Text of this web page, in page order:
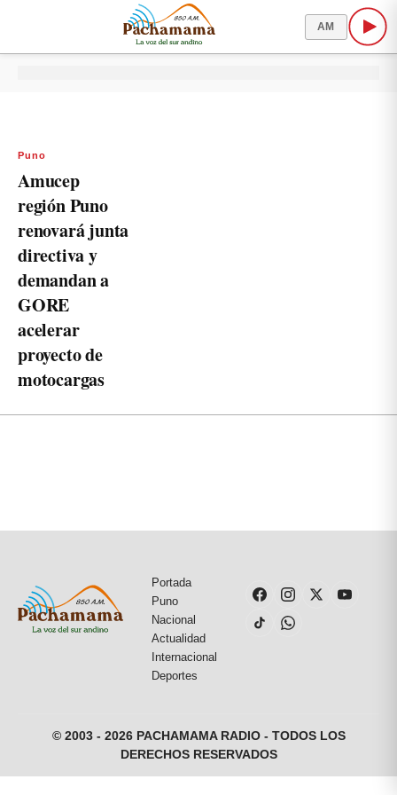
AM
Puno
Amucep
región Puno
renovará junta
directiva y
demandan a
GORE
acelerar
proyecto de
motocargas
Portada
Puno
Nacional
Actualidad
Internacional
Deportes
© 2003 - 2026 PACHAMAMA RADIO - TODOS LOS
DERECHOS RESERVADOS